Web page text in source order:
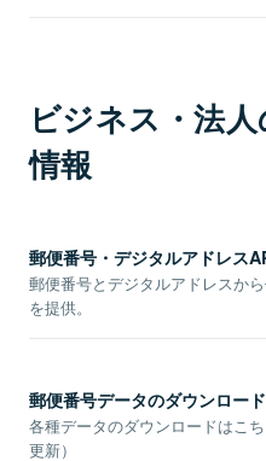
ビジネス・法
情報
郵便番号・デジタルアドレス
郵便番号とデジタルアドレスか
を提供。
郵便番号データのダウンロード
各種データのダウンロードはこ
更新）